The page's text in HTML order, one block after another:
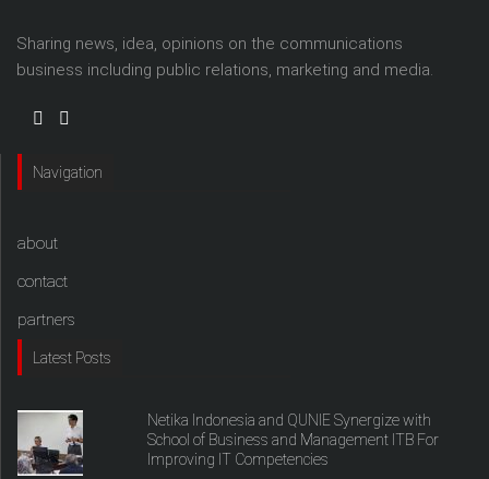
Sharing news, idea, opinions on the communications
business including public relations, marketing and media.
Navigation
about
contact
partners
Latest Posts
Netika Indonesia and QUNIE Synergize with
School of Business and Management ITB For
Improving IT Competencies